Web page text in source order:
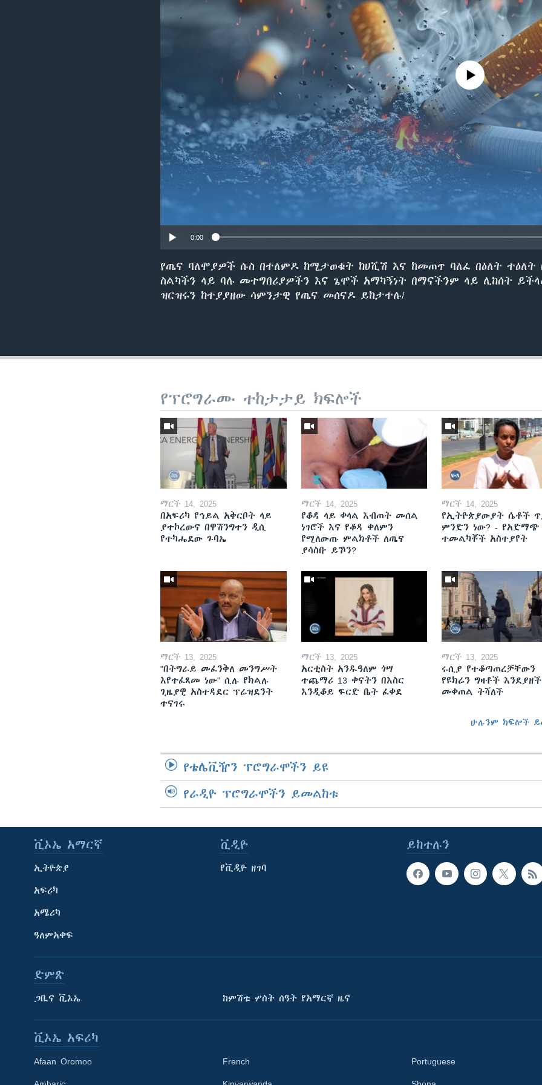
No media source currently
0:00
የጤና ባለሞያዎች ሱስ በተለምዶ ከሚታወቁት ከሀሺሽ እና ከመጠጥ ባለፈ በዕለት
ስልካችን ላይ ባሉ መተግበሪያዎችን እና ጌሞች አማካኝነት በማናችንም ላይ ሊከሰት
ዝርዝሩን ከተያያዘው ሳምንታዊ የጤና መሰናዶ ይከታተሉ/
የፕሮግራሙ ተከታታይ ክፍሎች
ማርች 14, 2025
በአፍሪካ የኅይል አቅርቦት ላይ
ያተኮረውና በዋሽንግተን ዲሲ
የተካሔደው ጉባኤ
ማርች 14, 2025
የቆዳ ላይ ቀላል እብጠት መሰል
ነገሮች እና የቆዳ ቀለምን
የሚለውጡ ምልክቶች ለጤና
ያሳስቡ ይኾን?
ማርች 14, 2025
የኢትዮጵያውያት ሴቶች
ምንድን ነው? - የአድማጭ
ተመልካቾች አስተያየት
ማርች 13, 2025
"በትግራይ መፈንቅለ መንግሥት
እየተፈጸመ ነው" ሲሉ የክልሉ
ጊዜያዊ አስተዳደር ፕሬዝደንት
ተናገሩ
ማርች 13, 2025
አርቲስት አንዱዓለም ጎሣ
ተጨማሪ 13 ቀናትን በእስር
እንዲቆይ ፍርድ ቤት ፈቀደ
ማርች 13, 2025
ሩሲያ የተቆጣጠረቻቸውን
የዩክሬን ግዛቶች እንደያዘች
መቀጠል ትሻለች
ሁሉንም ክፍሎች
የቴሌቪዥን ፕሮግራሞችን ይዩ
የራዲዮ ፕሮግራሞችን ይመልከቱ
ይከተሉን
ቪኦኤ አማርኛ
ኢትዮጵያ
አፍሪካ
አሜሪካ
ዓለምአቀፍ
ቪዲዮ
የቪዲዮ ዘገባ
ድምጽ
ጋቢና ቪኦኤ ከምሽቱ ሦስት ሰዓት የአማርኛ ዜና
ቪኦኤ አፍሪካ
Afaan Oromoo French Portuguese